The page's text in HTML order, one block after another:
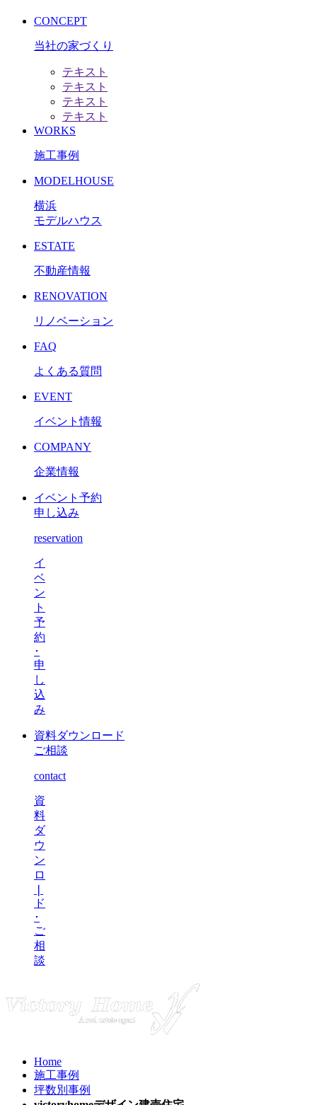
CONCEPT
当社の家づくり
テキスト
テキスト
テキスト
テキスト
WORKS
施工事例
MODELHOUSE
横浜
モデルハウス
ESTATE
不動産情報
RENOVATION
リノベーション
FAQ
よくある質問
EVENT
イベント情報
COMPANY
企業情報
イベント予約
申し込み
reservation
イ
ベ
ン
ト
予
約
･
申
し
込
み
資料ダウンロード
ご相談
contact
資
料
ダ
ウ
ン
ロ
ド
･
ご
相
談
Home
施工事例
坪数別事例